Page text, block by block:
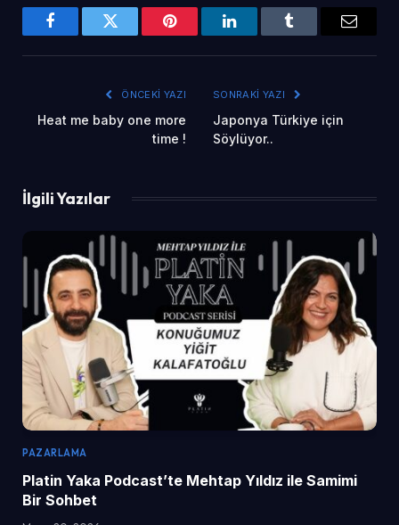
FacebookTwitter Pinterest LinkedInTumblr Email
ÖNCEKI YAZI
Heat me baby one more
time !
SONRAKI YAZI
Japonya Türkiye için
Söylüyor..
İlgili Yazılar
PAZARLAMA
Platin Yaka Podcast’te Mehtap Yıldız ile Samimi
Bir Sohbet